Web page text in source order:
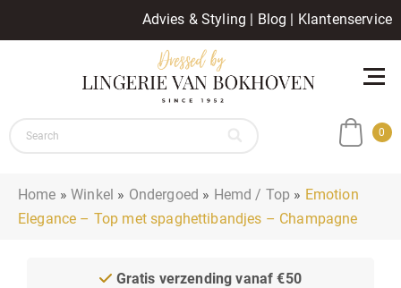
Advies & Styling | Blog | Klantenservice
0
Home »Winkel » Ondergoed » Hemd / Top » Emotion
Elegance – Top met spaghettibandjes – Champagne
Gratis verzending vanaf €50